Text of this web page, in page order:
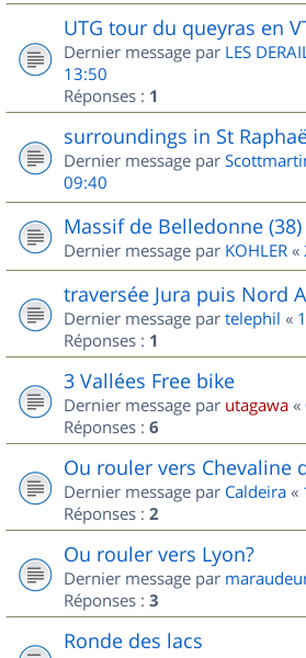
UTG tour du queyras en
Dernier message par LES
13:50
Réponses : 1
surroundings in St
Dernier message par
09:40
Massif de Belledonne (38)
Dernier message par KOHLER «
traversée Jura puis Nord
Dernier message par telephil «
Réponses : 1
3 Vallées Free bike
Dernier message par utagawa «
Réponses : 6
Ou rouler vers Chevaline
Dernier message par Caldeira «
Réponses : 2
Ou rouler vers Lyon?
Dernier message par
Réponses : 3
Ronde des lacs